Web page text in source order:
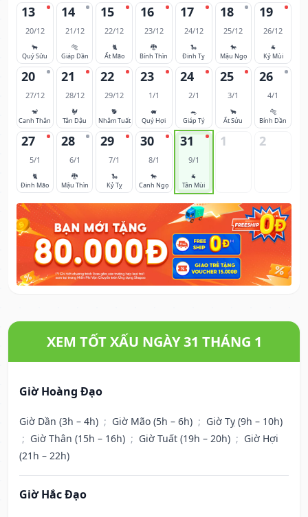
13
20/12
🐂
Quý Sửu
14
21/12
🐅
Giáp Dần
15
22/12
🐈
Ất Mão
16
23/12
🐉
Bính Thìn
17
24/12
🐍
Đinh Tỵ
18
25/12
🐎
Mậu Ngọ
19
26/12
🐐
Kỷ Mùi
20
27/12
🐒
Canh Thân
21
28/12
🐓
Tân Dậu
22
29/12
🐕
Nhâm Tuất
23
1/1
🐖
Quý Hợi
24
2/1
🐀
Giáp Tý
25
3/1
🐂
Ất Sửu
26
4/1
🐅
Bính Dần
27
5/1
🐈
Đinh Mão
28
6/1
🐉
Mậu Thìn
29
7/1
🐍
Kỷ Tỵ
30
8/1
🐎
Canh Ngọ
31
9/1
🐐
Tân Mùi
1 2
XEM TỐT XẤU NGÀY 31 THÁNG 1
Giờ Hoàng Đạo
Giờ Dần (3h – 4h) ; Giờ Mão (5h – 6h) ; Giờ Tỵ (9h – 10h)
; Giờ Thân (15h – 16h) ; Giờ Tuất (19h – 20h) ; Giờ Hợi
(21h – 22h)
Giờ Hắc Đạo